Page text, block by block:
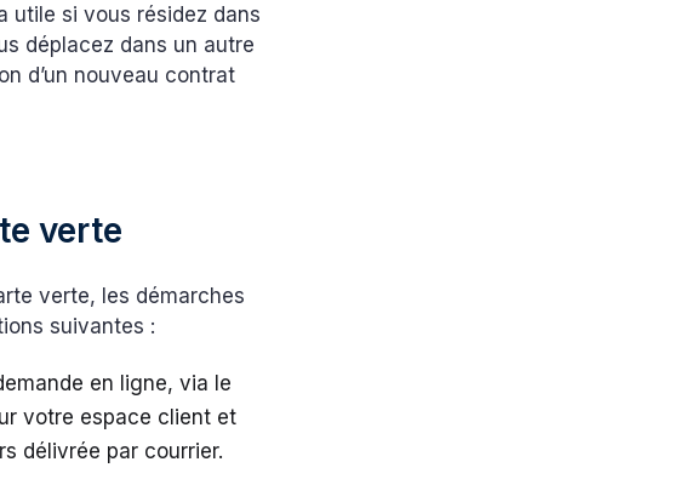
utile si vous résidez dans
déplacez dans un autre
d’un nouveau contrat
verte
verte, les démarches
suivantes :
en ligne, via le
votre espace client et
délivrée par courrier.